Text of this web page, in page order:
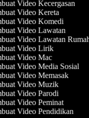
Video Kecergasan
Video Kereta
Video Komedi
Video Lawatan
Video Lawatan Rumah
Video Lirik
Video Mac
Video Media Sosial
Video Memasak
Video Muzik
Video Parodi
Video Peminat
Video Pendidikan